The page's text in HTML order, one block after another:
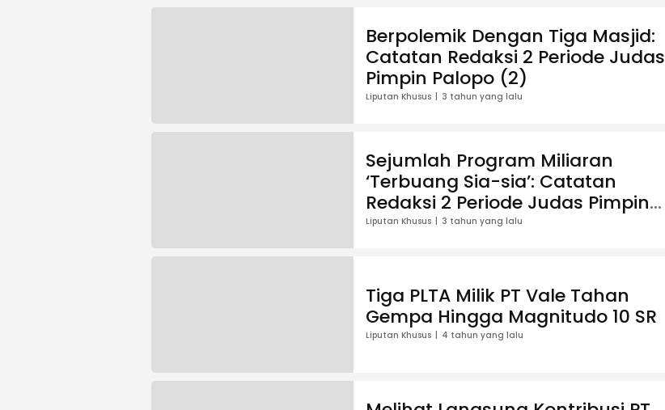
Berpolemik Dengan Tiga Masjid:
Catatan Redaksi 2 Periode Judas
Pimpin Palopo (2)
Liputan Khusus 3 tahun yang lalu
Sejumlah Program Miliaran
‘Terbuang Sia-sia’: Catatan
Redaksi 2 Periode Judas Pimpin
Palopo (1)
Liputan Khusus 3 tahun yang lalu
Tiga PLTA Milik PT Vale Tahan
Gempa Hingga Magnitudo 10 SR
Liputan Khusus 4 tahun yang lalu